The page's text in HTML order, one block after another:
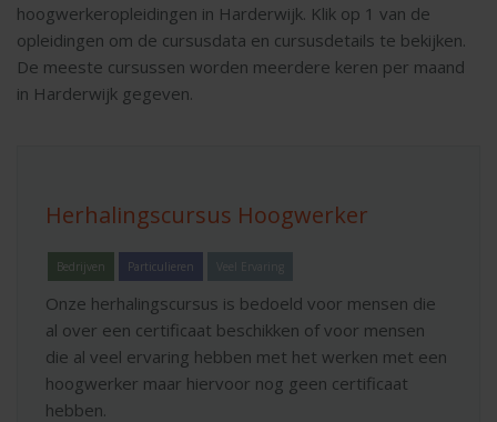
hoogwerkeropleidingen in Harderwijk. Klik op 1 van de
opleidingen om de cursusdata en cursusdetails te bekijken.
De meeste cursussen worden meerdere keren per maand
in Harderwijk gegeven.
Herhalingscursus Hoogwerker
Bedrijven Particulieren Veel Ervaring
Onze herhalingscursus is bedoeld voor mensen die
al over een certificaat beschikken of voor mensen
die al veel ervaring hebben met het werken met een
hoogwerker maar hiervoor nog geen certificaat
hebben.